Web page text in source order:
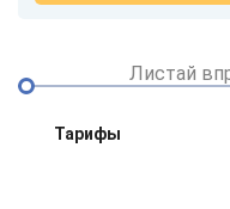
Листай
Тарифы